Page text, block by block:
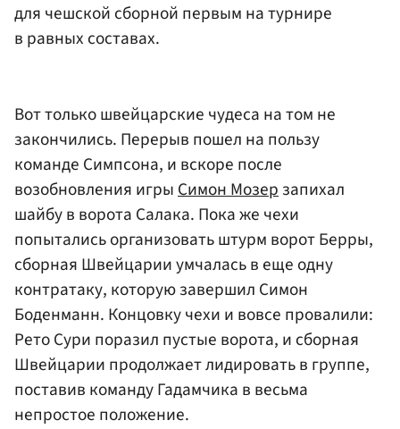
для чешской сборной первым на турнире
в равных составах.
Вот только швейцарские чудеса на том не
закончились. Перерыв пошел на пользу
команде Симпсона, и вскоре после
возобновления игрыСимон Мозерзапихал
шайбу в ворота Салака. Пока же чехи
попытались организовать штурм ворот Берры,
сборная Швейцарии умчалась в еще одну
контратаку, которую завершил Симон
Боденманн. Концовку чехи и вовсе провалили:
Рето Сури поразил пустые ворота, и сборная
Швейцарии продолжает лидировать в группе,
поставив команду Гадамчика в весьма
непростое положение.